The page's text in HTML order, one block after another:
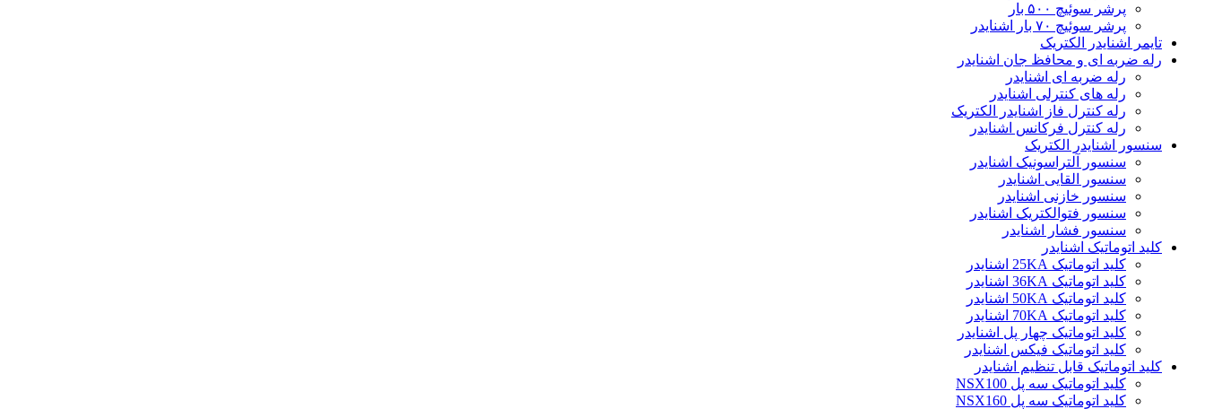
پرشر سوئیچ ۵۰۰ بار
پرشر سوئیچ ۷۰ بار اشنایدر
تایمر اشنایدر الکتریک
رله ضربه ای و محافظ جان اشنایدر
رله ضربه ای اشنایدر
رله های کنترلی اشنایدر
رله کنترل فاز اشنایدر الکتریک
رله کنترل فرکانس اشنایدر
سنسور اشنایدر الکتریک
سنسور آلتراسونیک اشنایدر
سنسور القایی اشنایدر
سنسور خازنی اشنایدر
سنسور فتوالکتریک اشنایدر
سنسور فشار اشنایدر
کلید اتوماتیک اشنایدر
کلید اتوماتیک 25KA اشنایدر
کلید اتوماتیک 36KA اشنایدر
کلید اتوماتیک 50KA اشنایدر
کلید اتوماتیک 70KA اشنایدر
کلید اتوماتیک چهار پل اشنایدر
کلید اتوماتیک فیکس اشنایدر
کلید اتوماتیک قابل تنظیم اشنایدر
کلید اتوماتیک سه پل NSX100
کلید اتوماتیک سه پل NSX160